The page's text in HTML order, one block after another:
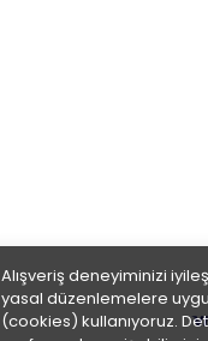
Alışveriş deneyiminizi
yasal düzenlemelere
(cookies) kullanıyoruz.